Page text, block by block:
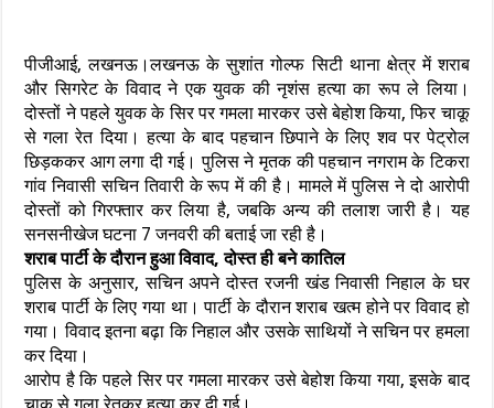
पीजीआई, लखनऊ।लखनऊ के सुशांत गोल्फ सिटी थाना क्षेत्र में शराब
और सिगरेट के विवाद ने एक युवक की नृशंस हत्या का रूप ले लिया।
दोस्तों ने पहले युवक के सिर पर गमला मारकर उसे बेहोश किया, फिर चाकू
से गला रेत दिया। हत्या के बाद पहचान छिपाने के लिए शव पर पेट्रोल
छिड़ककर आग लगा दी गई। पुलिस ने मृतक की पहचान नगराम के टिकरा
गांव निवासी सचिन तिवारी के रूप में की है। मामले में पुलिस ने दो आरोपी
दोस्तों को गिरफ्तार कर लिया है, जबकि अन्य की तलाश जारी है। यह
सनसनीखेज घटना 7 जनवरी की बताई जा रही है।
शराब पार्टी के दौरान हुआ विवाद, दोस्त ही बने कातिल
पुलिस के अनुसार, सचिन अपने दोस्त रजनी खंड निवासी निहाल के घर
शराब पार्टी के लिए गया था। पार्टी के दौरान शराब खत्म होने पर विवाद हो
गया। विवाद इतना बढ़ा कि निहाल और उसके साथियों ने सचिन पर हमला
कर दिया।
आरोप है कि पहले सिर पर गमला मारकर उसे बेहोश किया गया, इसके बाद